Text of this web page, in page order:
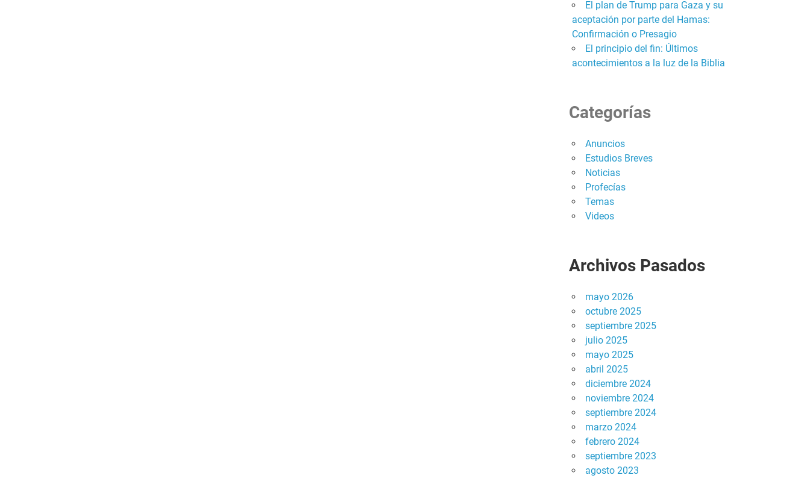
El plan de Trump para Gaza y su
aceptación por parte del Hamas:
Confirmación o Presagio
El principio del fin: Últimos
acontecimientos a la luz de la Biblia
Categorías
Anuncios
Estudios Breves
Noticias
Profecías
Temas
Videos
Archivos Pasados
mayo 2026
octubre 2025
septiembre 2025
julio 2025
mayo 2025
abril 2025
diciembre 2024
noviembre 2024
septiembre 2024
marzo 2024
febrero 2024
septiembre 2023
agosto 2023